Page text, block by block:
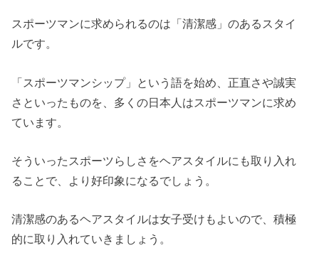
スポーツマンに求められるのは「清潔感」のあるスタイ
ルです。
「スポーツマンシップ」という語を始め、正直さや誠実
さといったものを、多くの日本人はスポーツマンに求め
ています。
そういったスポーツらしさをヘアスタイルにも取り入れ
ることで、より好印象になるでしょう。
清潔感のあるヘアスタイルは女子受けもよいので、積極
的に取り入れていきましょう。